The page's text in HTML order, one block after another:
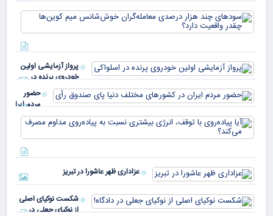
پرواز آزمایشی اولین
خودروی پرنده در
اسلواکی
حضور
مردم ایران
در
کشورهای
مختلف
دنیا پای
صندوق
عزاداری ظهر عاشورا در تبریز
شکست نوکیای اصلی
از نوکیای جعلی در